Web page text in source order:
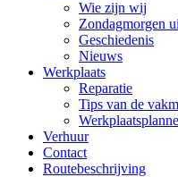
Wie zijn wij
Zondagmorgen
Geschiedenis
Nieuws
Werkplaats
Reparatie
Tips van de
Verhuur
Contact
Routebeschrijving